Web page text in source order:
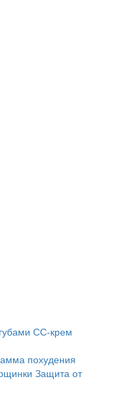
СС-крем
похудения
Защита от